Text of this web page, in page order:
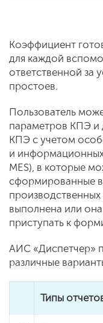
Коэффициент
для каждой
ответственной за
простоев.
Пользователь
параметров КПЭ и
КПЭ с учетом
и информационных
MES), в которые
сформированные
производственных
выполнена или
приступать к
АИС «Диспетчер»
различные
Типы